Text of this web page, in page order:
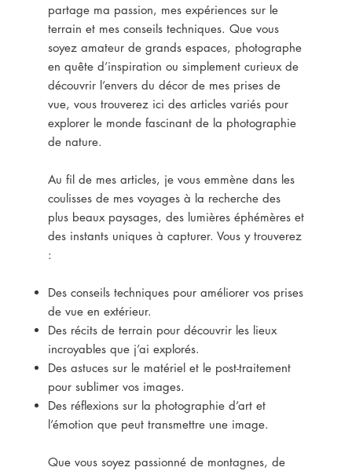
partage ma passion, mes expériences sur le
terrain et mes conseils techniques. Que vous
soyez amateur de grands espaces, photographe
en quête d’inspiration ou simplement curieux de
découvrir l’envers du décor de mes prises de
vue, vous trouverez ici des articles variés pour
explorer le monde fascinant de la photographie
de nature.
Au fil de mes articles, je vous emmène dans les
coulisses de mes voyages à la recherche des
plus beaux paysages, des lumières éphémères et
des instants uniques à capturer. Vous y trouverez
:
Des conseils techniques pour améliorer vos prises
de vue en extérieur.
Des récits de terrain pour découvrir les lieux
incroyables que j’ai explorés.
Des astuces sur le matériel et le post-traitement
pour sublimer vos images.
Des réflexions sur la photographie d’art et
l’émotion que peut transmettre une image.
Que vous soyez passionné de montagnes, de